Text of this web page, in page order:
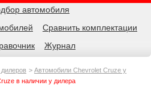
автомобиля
Сравнить комплектации
Журнал
Автомобили Chevrolet Cruze у
в наличии у дилера